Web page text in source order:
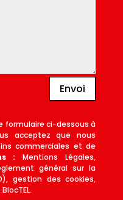
Envoi
formulaire ci-dessous à
acceptez que nous
commerciales et de
:
Mentions Légales,
général sur la
gestion des cookies,